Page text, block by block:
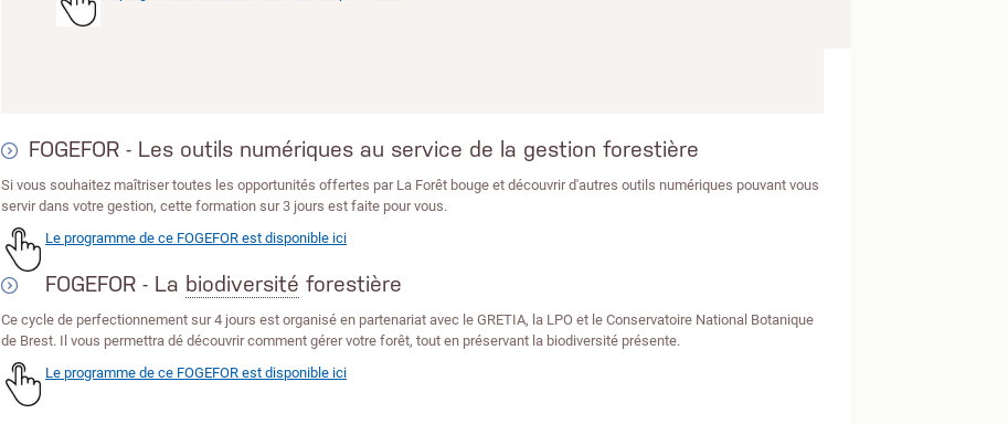
FOGEFOR - Les outils numériques au service de la gestion forestière
Si vous souhaitez maîtriser toutes les opportunités offertes par La Forêt bouge et découvrir d'autres outils numériques pouvant vous
servir dans votre gestion, cette formation sur 3 jours est faite pour vous.
Le programme de ce FOGEFOR est disponible ici
FOGEFOR - La biodiversité forestière
Ce cycle de perfectionnement sur 4 jours est organisé en partenariat avec le GRETIA, la LPO et le Conservatoire National Botanique
de Brest. Il vous permettra dé découvrir comment gérer votre forêt, tout en préservant la biodiversité présente.
Le programme de ce FOGEFOR est disponible ici